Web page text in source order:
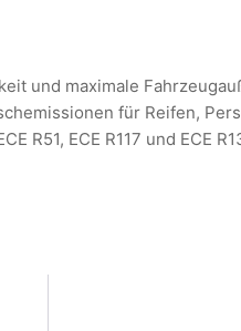
und maximale
für Reifen,
R51, ECE R117 und ECE